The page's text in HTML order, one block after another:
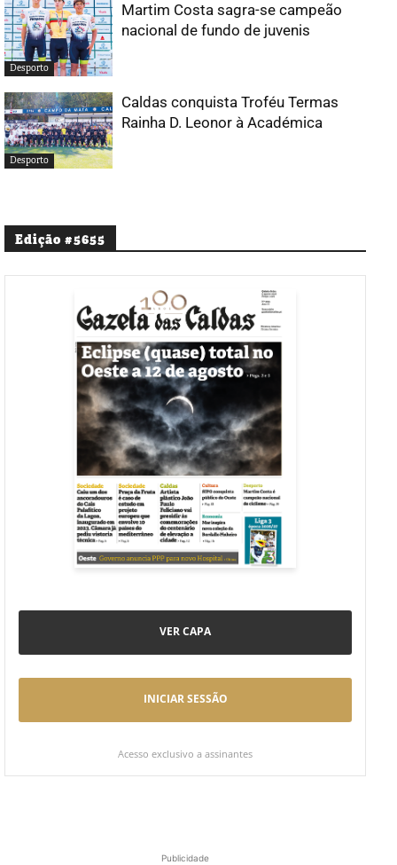
Desporto
Martim Costa sagra-se campeão
nacional de fundo de juvenis
Desporto
Caldas conquista Troféu Termas
Rainha D. Leonor à Académica
Edição #5655
VER CAPA
INICIAR SESSÃO
Acesso exclusivo a assinantes
Publicidade